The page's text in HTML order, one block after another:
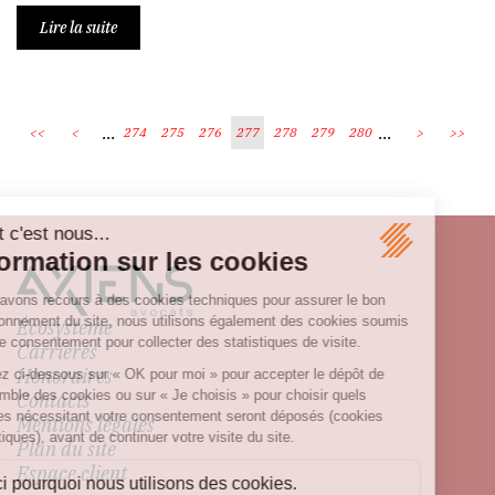
Lire la suite
<< < ... 274 275 276 277 278 279 280 ... > >>
Écosystème
Carrières
Honoraires
Contacts
Mentions légales
Plan du site
Espace client